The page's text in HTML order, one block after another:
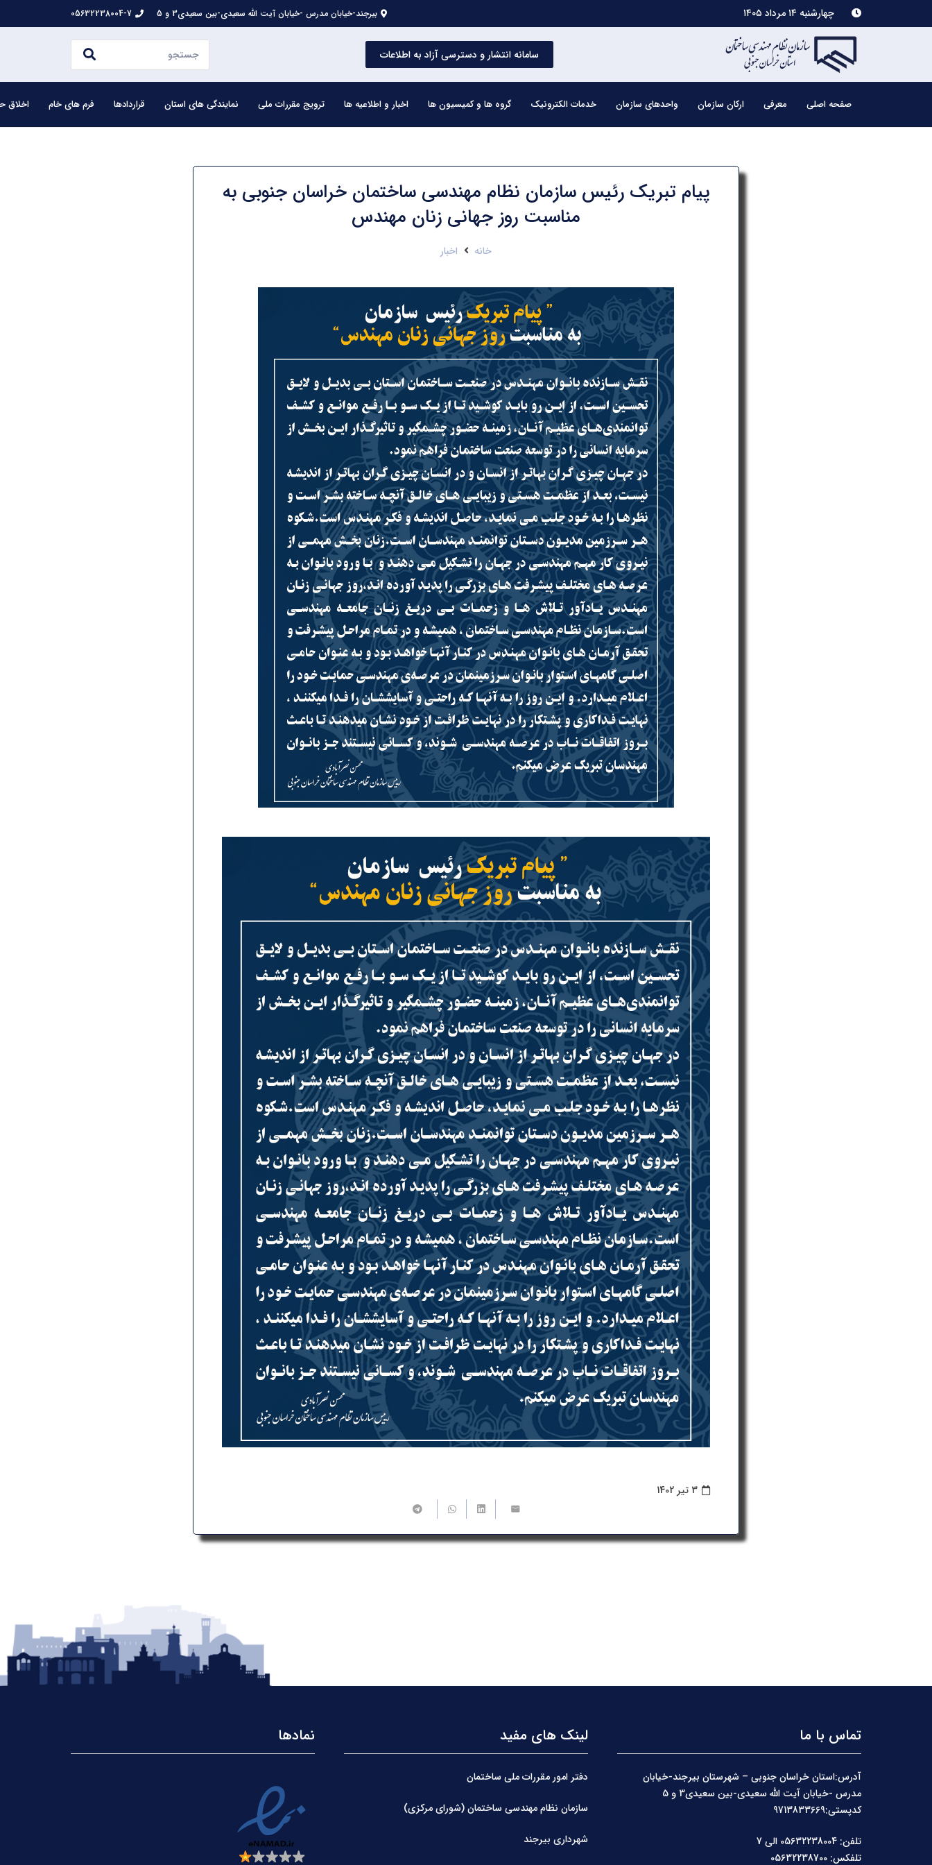
چهارشنبه ۱۴ مرداد ۱۴۰۵ بیرجند-خیابان مدرس -خیابان آیت الله سعیدی-بین سعیدی3 و 5 05632238004-7
سامانه انتشار و دسترسی آزاد به اطلاعات
صفحه اصلی معرفی ارکان سازمان واحدهای سازمان خدمات الکترونیک گروه ها و کمیسیون ها اخبار و اطلاعیه ها ترویج مقررات ملی نمایندگی های استان قراردادها فرم های خام اخلاق
پیام تبریک رئیس سازمان نظام مهندسی ساختمان خراسان جنوبی به
مناسبت روز جهانی زنان مهندس
خانه اخبار
3 تیر 1402
تماس با ما
آدرس:استان خراسان جنوبی – شهرستان بیرجند-خیابان
کدپستی:9713833669
تلفن: 05632238004 الی 7
تلفکس: 05632238700
لینک های مفید
دفتر امور مقررات ملی ساختمان
سازمان نظام مهندسی ساختمان (شورای مرکزی)
شهرداری بیرجند
نمادها